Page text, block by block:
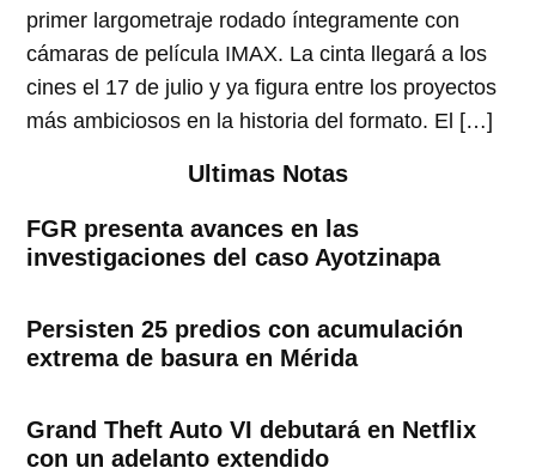
primer largometraje rodado íntegramente con
cámaras de película IMAX. La cinta llegará a los
cines el 17 de julio y ya figura entre los proyectos
más ambiciosos en la historia del formato. El […]
Ultimas Notas
FGR presenta avances en las
investigaciones del caso Ayotzinapa
Persisten 25 predios con acumulación
extrema de basura en Mérida
Grand Theft Auto VI debutará en Netflix
con un adelanto extendido